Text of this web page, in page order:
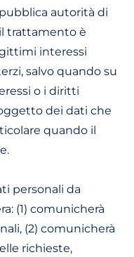
autorità di
trattamento è
interessi
salvo quando su
o i diritti
dei dati che
quando il
personali da
(1) comunicherà
(2) comunicherà
richieste,